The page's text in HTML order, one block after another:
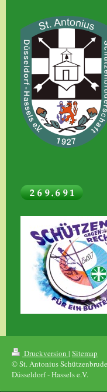
Druckversion | Sitemap
© St. Antonius
Düsseldorf - Hassels e.V.